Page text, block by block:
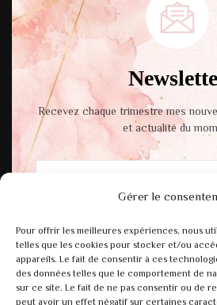
Gérer le
Pour offrir les meilleures expériences, nous
telles que les cookies pour stocker et/ou
appareils. Le fait de consentir à ces
des données telles que le comportement de
sur ce site. Le fait de ne pas consentir ou de
peut avoir un effet négatif sur certaines
Recevez chaque trimestre mes
et actualité du
politique de confidentialité.